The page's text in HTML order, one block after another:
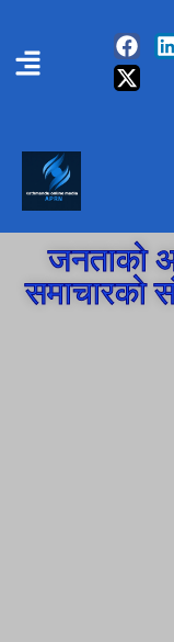
जनताको
समाचारको